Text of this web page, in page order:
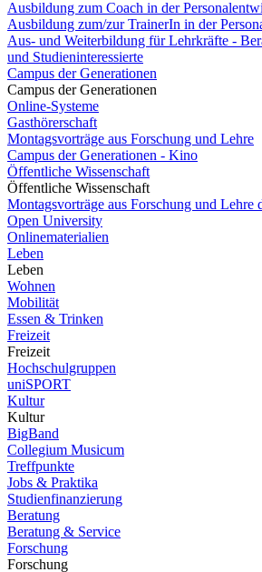
Ausbildung zum Coach in der
Ausbildung zum/zur TrainerIn in der
Aus- und Weiterbildung für Lehrkräfte -
und Studieninteressierte
Campus der Generationen
Campus der Generationen
Online-Systeme
Gasthörerschaft
Montagsvorträge aus Forschung und Lehre
Campus der Generationen - Kino
Öffentliche Wissenschaft
Öffentliche Wissenschaft
Montagsvorträge aus Forschung und Lehre
Open University
Onlinematerialien
Leben
Leben
Wohnen
Mobilität
Essen & Trinken
Freizeit
Freizeit
Hochschulgruppen
uniSPORT
Kultur
Kultur
BigBand
Collegium Musicum
Treffpunkte
Jobs & Praktika
Studienfinanzierung
Beratung
Beratung & Service
Forschung
Forschung